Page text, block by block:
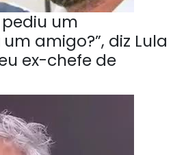
um
amigo?”, diz Lula
ex-chefe de